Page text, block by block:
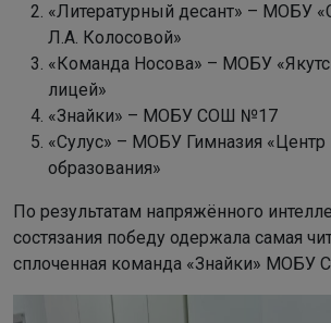
«Литературный десант» – МОБУ
Л.А. Колосовой»
«Команда Носова» – МОБУ
лицей»
«Знайки» – МОБУ СОШ №17
«Сулус» – МОБУ Гимназия «Центр
образования»
По результатам напряжённого
состязания победу одержала самая
сплоченная команда «Знайки» МОБУ